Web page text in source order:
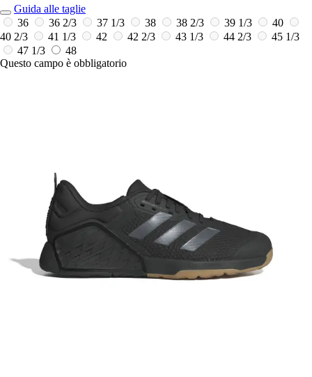
Guida alle taglie
36
36 2/3 37 1/3 38 38 2/3 39 1/3
40
40 2/3
41 1/3 42 42 2/3 43 1/3 44 2/3
45 1/3
47 1/3
48
Questo campo è obbligatorio